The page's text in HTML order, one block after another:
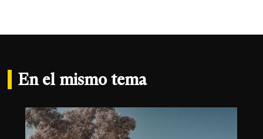
En el mismo tema